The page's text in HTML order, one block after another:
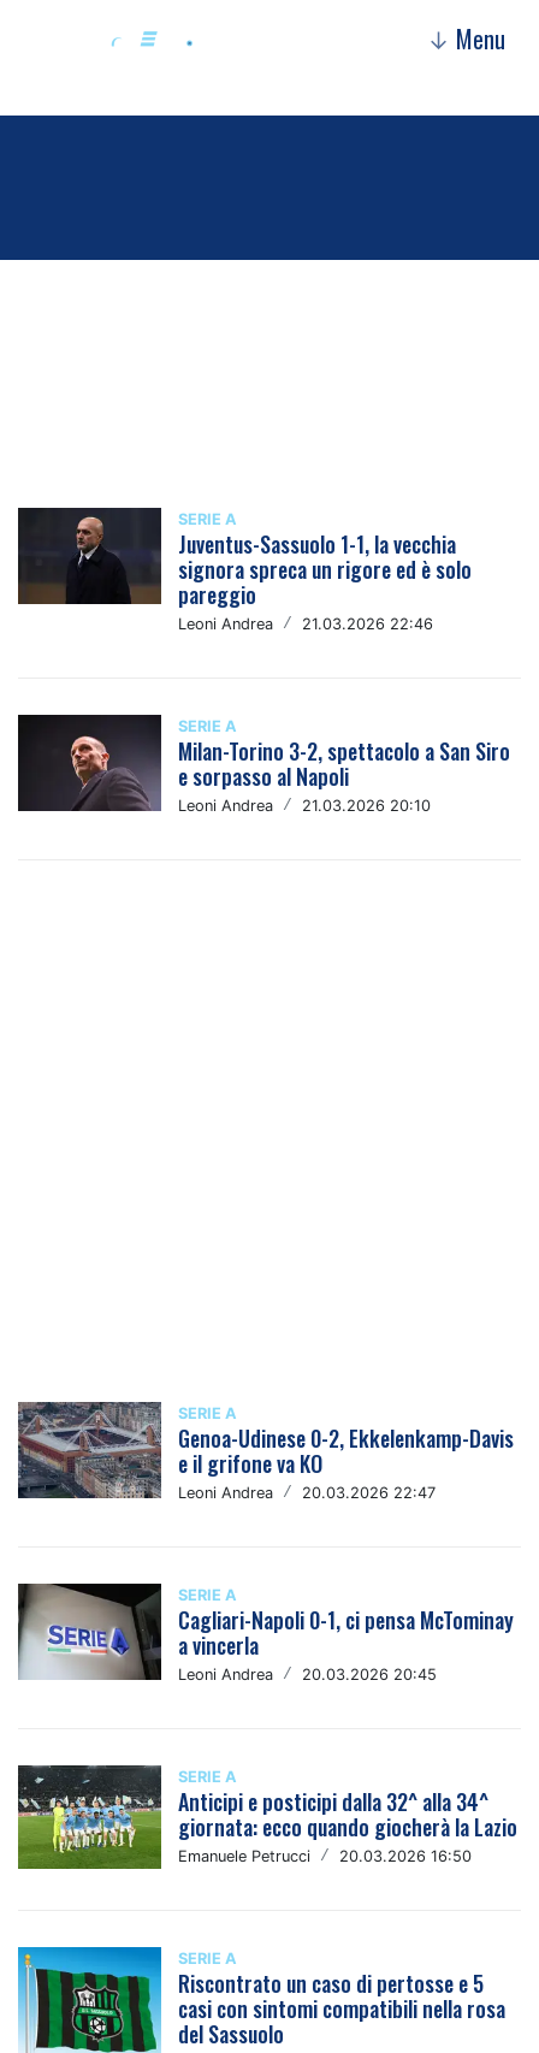
↓ Menu
SERIE A
Juventus-Sassuolo 1-1, la vecchia
signora spreca un rigore ed è solo
pareggio
Leoni Andrea / 21.03.2026 22:46
SERIE A
Milan-Torino 3-2, spettacolo a San Siro
e sorpasso al Napoli
Leoni Andrea / 21.03.2026 20:10
SERIE A
Genoa-Udinese 0-2, Ekkelenkamp-Davis
e il grifone va KO
Leoni Andrea / 20.03.2026 22:47
SERIE A
Cagliari-Napoli 0-1, ci pensa McTominay
a vincerla
Leoni Andrea / 20.03.2026 20:45
SERIE A
Anticipi e posticipi dalla 32^ alla 34^
giornata: ecco quando giocherà la Lazio
Emanuele Petrucci / 20.03.2026 16:50
SERIE A
Riscontrato un caso di pertosse e 5
casi con sintomi compatibili nella rosa
del Sassuolo